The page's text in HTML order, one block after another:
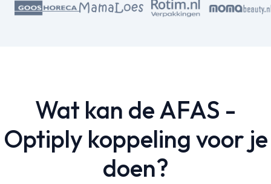
Wat kan de AFAS -
Optiply koppeling voor je
doen?